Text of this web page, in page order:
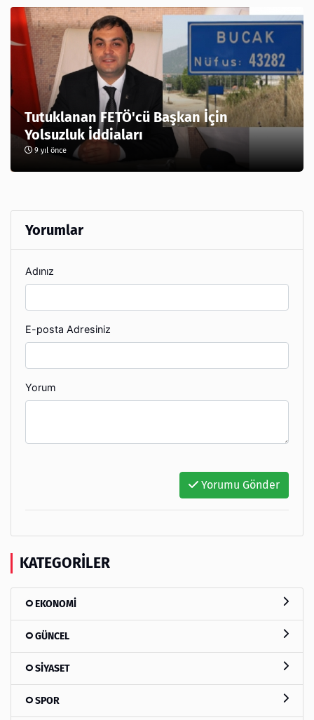
Tutuklanan FETÖ'cü Başkan İçin
Yolsuzluk İddiaları
9 yıl önce
Yorumlar
Adınız
E-posta Adresiniz
Yorum
Yorumu Gönder
KATEGORILER
EKONOMİ
GÜNCEL
SİYASET
SPOR